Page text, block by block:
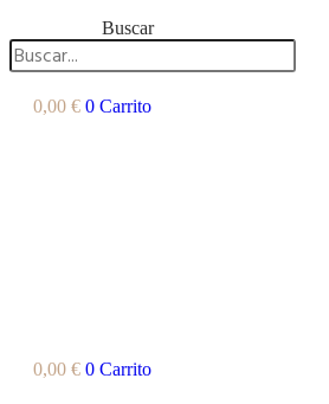
Buscar
0,00 € 0 Carrito
0,00 € 0 Carrito